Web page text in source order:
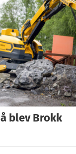
blev Brokk